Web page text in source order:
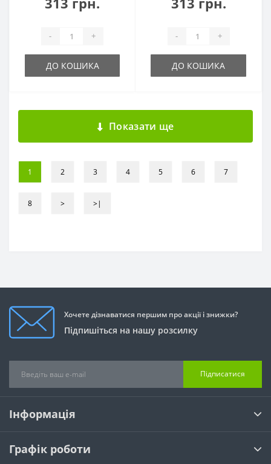
- +
ДО КОШИКА
- +
ДО КОШИКА
Показати ще
1 2 3 4 5 6 7
8 > >|
Хочете дізнаватися першим про акції і знижки?
Підпишіться на нашу розсилку
Підписатися
Інформація
Графік роботи